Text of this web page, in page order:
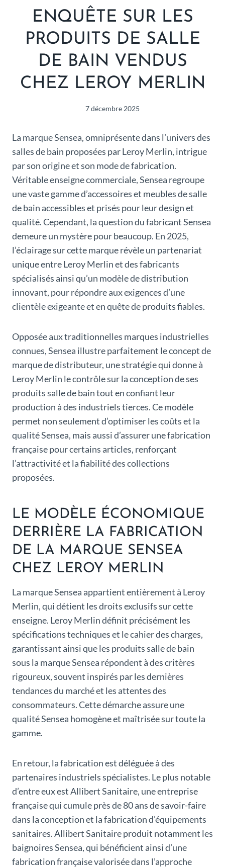
ENQUÊTE SUR LES
PRODUITS DE SALLE
DE BAIN VENDUS
CHEZ LEROY MERLIN
7 décembre 2025
La marque Sensea, omniprésente dans l’univers des
salles de bain proposées par Leroy Merlin, intrigue
par son origine et son mode de fabrication.
Véritable enseigne commerciale, Sensea regroupe
une vaste gamme d’accessoires et meubles de salle
de bain accessibles et prisés pour leur design et
qualité. Cependant, la question du fabricant Sensea
demeure un mystère pour beaucoup. En 2025,
l’éclairage sur cette marque révèle un partenariat
unique entre Leroy Merlin et des fabricants
spécialisés ainsi qu’un modèle de distribution
innovant, pour répondre aux exigences d’une
clientèle exigeante et en quête de produits fiables.
Opposée aux traditionnelles marques industrielles
connues, Sensea illustre parfaitement le concept de
marque de distributeur, une stratégie qui donne à
Leroy Merlin le contrôle sur la conception de ses
produits salle de bain tout en confiant leur
production à des industriels tierces. Ce modèle
permet non seulement d’optimiser les coûts et la
qualité Sensea, mais aussi d’assurer une fabrication
française pour certains articles, renforçant
l’attractivité et la fiabilité des collections
proposées.
LE MODÈLE ÉCONOMIQUE
DERRIÈRE LA FABRICATION
DE LA MARQUE SENSEA
CHEZ LEROY MERLIN
La marque Sensea appartient entièrement à Leroy
Merlin, qui détient les droits exclusifs sur cette
enseigne. Leroy Merlin définit précisément les
spécifications techniques et le cahier des charges,
garantissant ainsi que les produits salle de bain
sous la marque Sensea répondent à des critères
rigoureux, souvent inspirés par les dernières
tendances du marché et les attentes des
consommateurs. Cette démarche assure une
qualité Sensea homogène et maîtrisée sur toute la
gamme.
En retour, la fabrication est déléguée à des
partenaires industriels spécialistes. Le plus notable
d’entre eux est Allibert Sanitaire, une entreprise
française qui cumule près de 80 ans de savoir-faire
dans la conception et la fabrication d’équipements
sanitaires. Allibert Sanitaire produit notamment les
baignoires Sensea, qui bénéficient ainsi d’une
fabrication française valorisée dans l’approche